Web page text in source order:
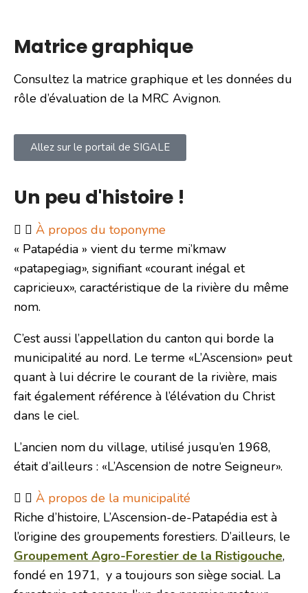
Matrice graphique
Consultez la matrice graphique et les données du
rôle d’évaluation de la MRC Avignon.
Allez sur le portail de SIGALE
Un peu d'histoire !
À propos du toponyme
« Patapédia » vient du terme mi’kmaw
«patapegiag», signifiant «courant inégal et
capricieux», caractéristique de la rivière du même
nom.
C’est aussi l’appellation du canton qui borde la
municipalité au nord. Le terme «L’Ascension» peut
quant à lui décrire le courant de la rivière, mais
fait également référence à l’élévation du Christ
dans le ciel.
L’ancien nom du village, utilisé jusqu’en 1968,
était d’ailleurs : «L’Ascension de notre Seigneur».
À propos de la municipalité
Riche d’histoire, L’Ascension-de-Patapédia est à
l’origine des groupements forestiers. D’ailleurs, le
Groupement Agro-Forestier de la Ristigouche,
fondé en 1971, y a toujours son siège social. La